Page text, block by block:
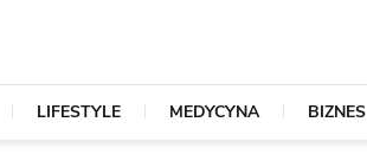
LIFESTYLE MEDYCYNA BIZNES